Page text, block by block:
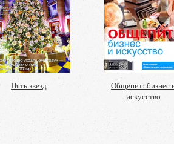
Пять звезд
Общепит: бизнес
искусство